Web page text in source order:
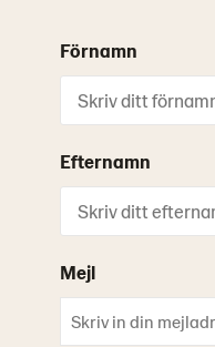
Förnamn
Efternamn
Mejl